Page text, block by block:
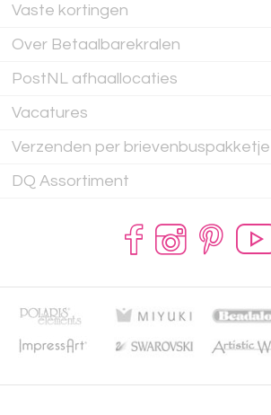
Vaste kortingen
Over Betaalbarekralen
PostNL afhaallocaties
Vacatures
Verzenden per brievenbuspakketje
DQ Assortiment